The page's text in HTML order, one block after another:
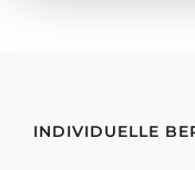
INDIVIDUELLE